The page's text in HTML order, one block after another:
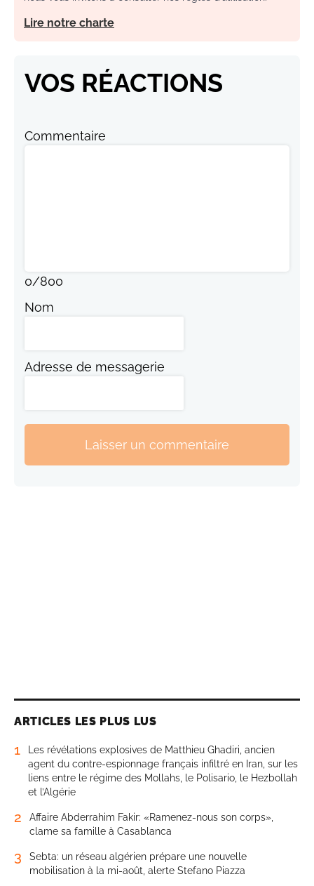
Lire notre charte
VOS RÉACTIONS
Commentaire
0/800
Nom
Adresse de messagerie
Laisser un commentaire
ARTICLES LES PLUS LUS
1
Les révélations explosives de Matthieu Ghadiri, ancien
agent du contre-espionnage français infiltré en Iran, sur les
liens entre le régime des Mollahs, le Polisario, le Hezbollah
et l’Algérie
2
Affaire Abderrahim Fakir: «Ramenez-nous son corps»,
clame sa famille à Casablanca
3
Sebta: un réseau algérien prépare une nouvelle
mobilisation à la mi-août, alerte Stefano Piazza